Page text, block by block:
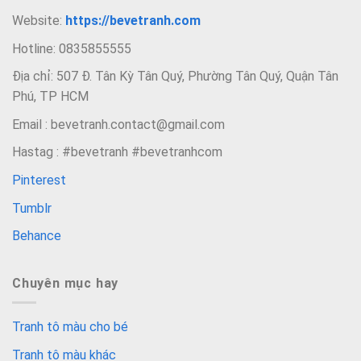
Website: https://bevetranh.com
Hotline: 0835855555
Địa chỉ: 507 Đ. Tân Kỳ Tân Quý, Phường Tân Quý, Quận Tân
Phú, TP HCM
Email : bevetranh.contact@gmail.com
Hastag : #bevetranh #bevetranhcom
Pinterest
Tumblr
Behance
Chuyên mục hay
Tranh tô màu cho bé
Tranh tô màu khác